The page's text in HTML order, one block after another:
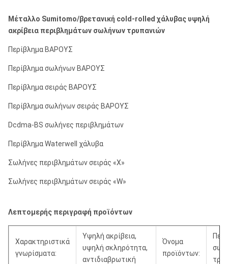
Μέταλλο Sumitomo/βρετανική cold-rolled χάλυβας υψηλή
ακρίβεια περιβλημάτων σωλήνων τρυπανιών
Περίβλημα ΒΑΡΟΥΣ
Περίβλημα σωλήνων ΒΑΡΟΥΣ
Περίβλημα σειράς ΒΑΡΟΥΣ
Περίβλημα σωλήνων σειράς ΒΑΡΟΥΣ
Dcdma-BS σωλήνες περιβλημάτων
Περίβλημα Waterwell χάλυβα
Σωλήνες περιβλημάτων σειράς «Χ»
Σωλήνες περιβλημάτων σειράς «W»
Λεπτομερής περιγραφή προϊόντων
Χαρακτηριστικά
γνωρίσματα:
Υψηλή ακρίβεια,
υψηλή σκληρότητα,
αντιδιαβρωτική
Όνομα
προϊόντων: